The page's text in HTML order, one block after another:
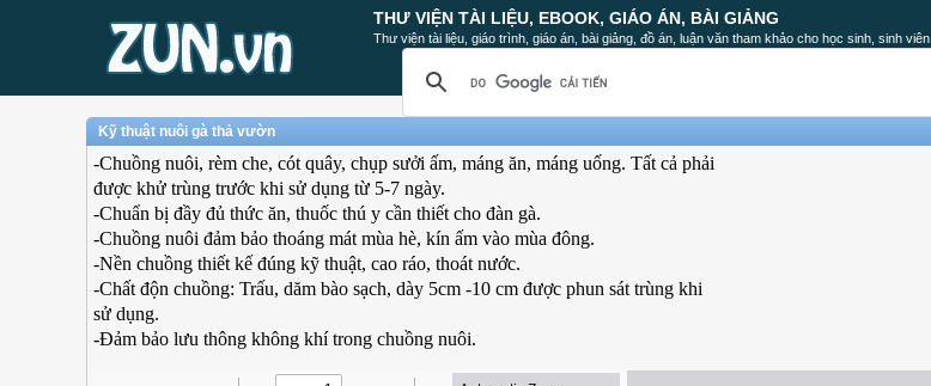
THƯ VIỆN TÀI LIỆU, EBOOK, GIÁO ÁN, BÀI GIẢNG
Thư viện tài liệu, giáo trình, giáo án, bài giảng, đồ án, luận văn tham khảo cho học sinh, sinh viên
Kỹ thuật nuôi gà thả vườn
-Chuồng nuôi, rèm che, cót quây, chụp sưởi ấm, máng ăn, máng uống. Tất cả phải
được khử trùng trước khi sử dụng từ 5-7 ngày.
-Chuẩn bị đầy đủ thức ăn, thuốc thú y cần thiết cho đàn gà.
-Chuồng nuôi đảm bảo thoáng mát mùa hè, kín ấm vào mùa đông.
-Nền chuồng thiết kế đúng kỹ thuật, cao ráo, thoát nước.
-Chất độn chuồng: Trấu, dăm bào sạch, dày 5cm -10 cm được phun sát trùng khi
sử dụng.
-Đảm bảo lưu thông không khí trong chuồng nuôi.